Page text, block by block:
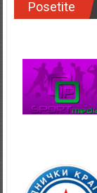
Posetite